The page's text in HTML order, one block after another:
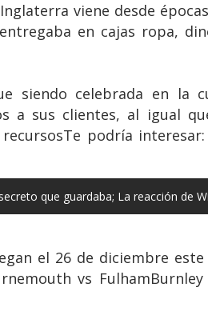
viene desde
en cajas ropa,
siendo celebrada en la
a sus clientes, al igual
podría
que guardaba; La reacción de
el 26 de diciembre este
vs